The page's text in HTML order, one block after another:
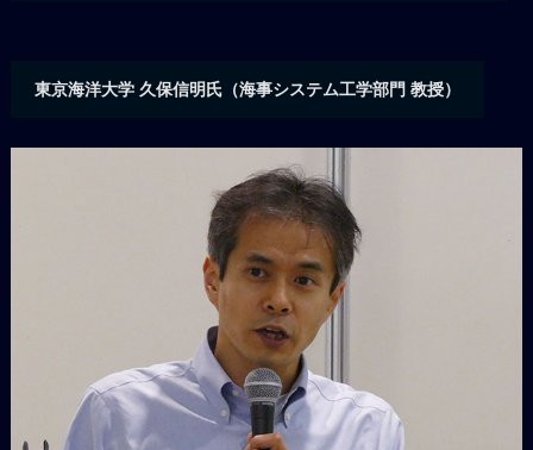
東京海洋大学 久保信明氏（海事システム工学部門 教授）